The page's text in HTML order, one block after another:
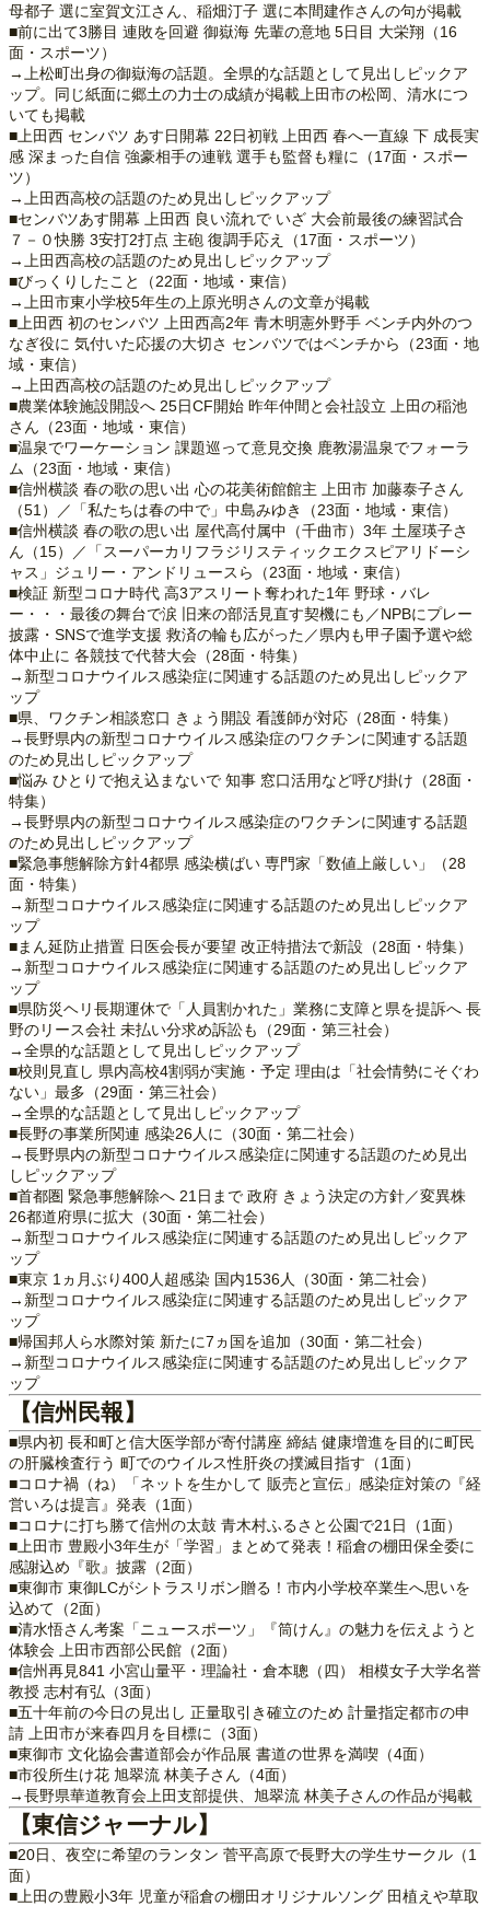
母都子 選に室賀文江さん、稲畑汀子 選に本間建作さんの句が掲載
■前に出て3勝目 連敗を回避 御嶽海 先輩の意地 5日目 大栄翔（16
面・スポーツ）
→上松町出身の御嶽海の話題。全県的な話題として見出しピックア
ップ。同じ紙面に郷土の力士の成績が掲載上田市の松岡、清水につ
いても掲載
■上田西 センバツ あす日開幕 22日初戦 上田西 春へ一直線 下 成長実
感 深まった自信 強豪相手の連戦 選手も監督も糧に（17面・スポー
ツ）
→上田西高校の話題のため見出しピックアップ
■センバツあす開幕 上田西 良い流れで いざ 大会前最後の練習試合
７－０快勝 3安打2打点 主砲 復調手応え（17面・スポーツ）
→上田西高校の話題のため見出しピックアップ
■びっくりしたこと（22面・地域・東信）
→上田市東小学校5年生の上原光明さんの文章が掲載
■上田西 初のセンバツ 上田西高2年 青木明憲外野手 ベンチ内外のつ
なぎ役に 気付いた応援の大切さ センバツではベンチから（23面・地
域・東信）
→上田西高校の話題のため見出しピックアップ
■農業体験施設開設へ 25日CF開始 昨年仲間と会社設立 上田の稲池
さん（23面・地域・東信）
■温泉でワーケーション 課題巡って意見交換 鹿教湯温泉でフォーラ
ム（23面・地域・東信）
■信州横談 春の歌の思い出 心の花美術館館主 上田市 加藤泰子さん
（51）／「私たちは春の中で」中島みゆき（23面・地域・東信）
■信州横談 春の歌の思い出 屋代高付属中（千曲市）3年 土屋瑛子さ
ん（15）／「スーパーカリフラジリスティックエクスピアリドーシ
ャス」ジュリー・アンドリュースら（23面・地域・東信）
■検証 新型コロナ時代 高3アスリート奪われた1年 野球・バレ
ー・・・最後の舞台で涙 旧来の部活見直す契機にも／NPBにプレー
披露・SNSで進学支援 救済の輪も広がった／県内も甲子園予選や総
体中止に 各競技で代替大会（28面・特集）
→新型コロナウイルス感染症に関連する話題のため見出しピックア
ップ
■県、ワクチン相談窓口 きょう開設 看護師が対応（28面・特集）
→長野県内の新型コロナウイルス感染症のワクチンに関連する話題
のため見出しピックアップ
■悩み ひとりで抱え込まないで 知事 窓口活用など呼び掛け（28面・
特集）
→長野県内の新型コロナウイルス感染症のワクチンに関連する話題
のため見出しピックアップ
■緊急事態解除方針4都県 感染横ばい 専門家「数値上厳しい」（28
面・特集）
→新型コロナウイルス感染症に関連する話題のため見出しピックア
ップ
■まん延防止措置 日医会長が要望 改正特措法で新設（28面・特集）
→新型コロナウイルス感染症に関連する話題のため見出しピックア
ップ
■県防災ヘリ長期運休で「人員割かれた」業務に支障と県を提訴へ 長
野のリース会社 未払い分求め訴訟も（29面・第三社会）
→全県的な話題として見出しピックアップ
■校則見直し 県内高校4割弱が実施・予定 理由は「社会情勢にそぐわ
ない」最多（29面・第三社会）
→全県的な話題として見出しピックアップ
■長野の事業所関連 感染26人に（30面・第二社会）
→長野県内の新型コロナウイルス感染症に関連する話題のため見出
しピックアップ
■首都圏 緊急事態解除へ 21日まで 政府 きょう決定の方針／変異株
26都道府県に拡大（30面・第二社会）
→新型コロナウイルス感染症に関連する話題のため見出しピックア
ップ
■東京 1ヵ月ぶり400人超感染 国内1536人（30面・第二社会）
→新型コロナウイルス感染症に関連する話題のため見出しピックア
ップ
■帰国邦人ら水際対策 新たに7ヵ国を追加（30面・第二社会）
→新型コロナウイルス感染症に関連する話題のため見出しピックア
ップ
【信州民報】
■県内初 長和町と信大医学部が寄付講座 締結 健康増進を目的に町民
の肝臓検査行う 町でのウイルス性肝炎の撲滅目指す（1面）
■コロナ禍（ね）「ネットを生かして 販売と宣伝」感染症対策の『経
営いろは提言』発表（1面）
■コロナに打ち勝て信州の太鼓 青木村ふるさと公園で21日（1面）
■上田市 豊殿小3年生が「学習」まとめて発表！稲倉の棚田保全委に
感謝込め『歌』披露（2面）
■東御市 東御LCがシトラスリボン贈る！市内小学校卒業生へ思いを
込めて（2面）
■清水悟さん考案「ニュースポーツ」『筒けん』の魅力を伝えようと
体験会 上田市西部公民館（2面）
■信州再見841 小宮山量平・理論社・倉本聰（四） 相模女子大学名誉
教授 志村有弘（3面）
■五十年前の今日の見出し 正量取引き確立のため 計量指定都市の申
請 上田市が来春四月を目標に（3面）
■東御市 文化協会書道部会が作品展 書道の世界を満喫（4面）
■市役所生け花 旭翠流 林美子さん（4面）
→長野県華道教育会上田支部提供、旭翠流 林美子さんの作品が掲載
【東信ジャーナル】
■20日、夜空に希望のランタン 菅平高原で長野大の学生サークル（1
面）
■上田の豊殿小3年 児童が稲倉の棚田オリジナルソング 田植えや草取